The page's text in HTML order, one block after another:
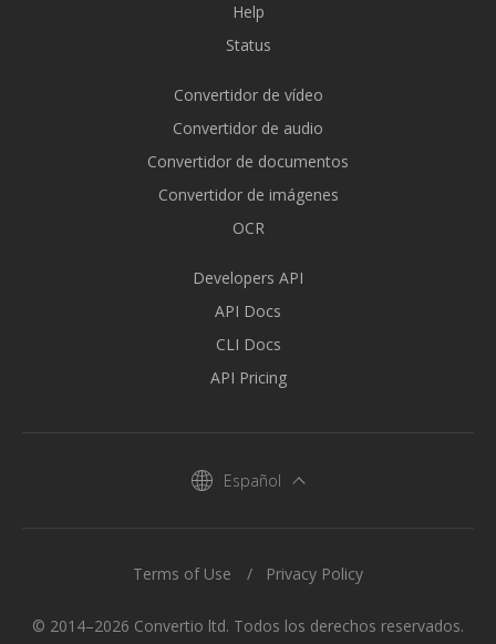
Help
Status
Convertidor de vídeo
Convertidor de audio
Convertidor de documentos
Convertidor de imágenes
OCR
Developers API
API Docs
CLI Docs
API Pricing
Español
© 2014–2026 Convertio ltd. Todos los derechos reservados.
Terms of Use Privacy Policy